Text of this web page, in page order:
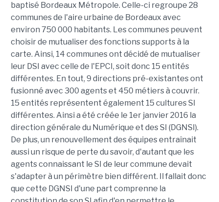
baptisé Bordeaux Métropole. Celle-ci regroupe 28
communes de l'aire urbaine de Bordeaux avec
environ 750 000 habitants. Les communes peuvent
choisir de mutualiser des fonctions supports à la
carte. Ainsi, 14 communes ont décidé de mutualiser
leur DSI avec celle de l'EPCI, soit donc 15 entités
différentes. En tout, 9 directions pré-existantes ont
fusionné avec 300 agents et 450 métiers à couvrir.
15 entités représentent également 15 cultures SI
différentes. Ainsi a été créée le 1er janvier 2016 la
direction générale du Numérique et des SI (DGNSI).
De plus, un renouvellement des équipes entraînait
aussi un risque de perte du savoir, d'autant que les
agents connaissant le SI de leur commune devait
s'adapter à un périmètre bien différent. Il fallait donc
que cette DGNSI d'une part comprenne la